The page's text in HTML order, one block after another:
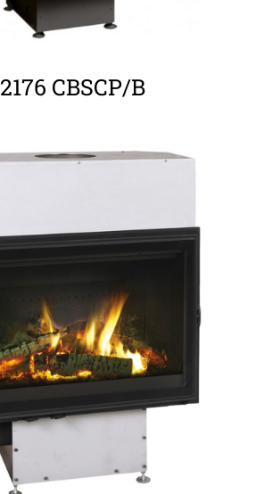
2176 CBSCP/B
ΛΕΠΤΟΜΈΡΕΙΕΣ